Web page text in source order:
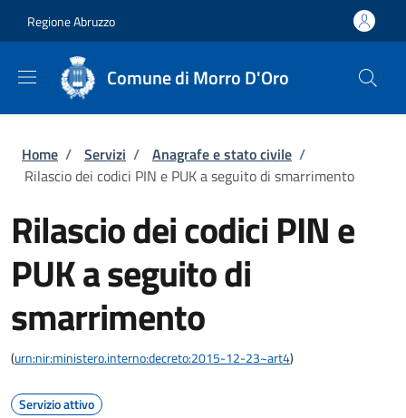
Regione Abruzzo
Comune di Morro D'Oro
Briciole di pane
Home / Servizi / Anagrafe e stato civile /
Rilascio dei codici PIN e PUK a seguito di smarrimento
Rilascio dei codici PIN e
PUK a seguito di
smarrimento
(urn:nir:ministero.interno:decreto:2015-12-23~art4)
Servizio attivo